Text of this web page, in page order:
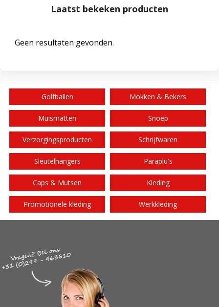
Laatst bekeken producten
Geen resultaten gevonden.
Golfballen Mokken & Bekers
Muismatten Snoep
Verzorgingsproducten Schrijfwaren
Sleutelhangers Paraplu's
Caps & Mutsen Kleding
Promotionele kleding Werkkleding